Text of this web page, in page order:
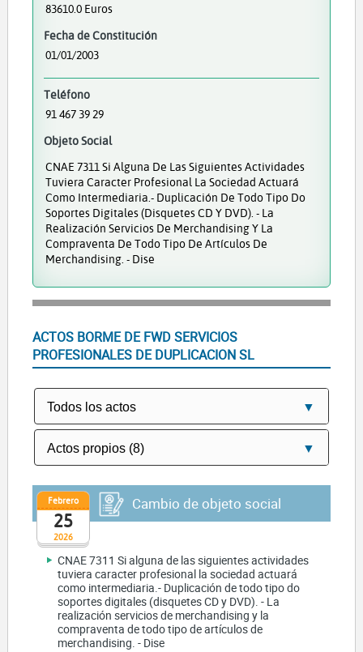
83610.0 Euros
Fecha de Constitución
01/01/2003
Teléfono
91 467 39 29
Objeto Social
CNAE 7311 Si Alguna De Las Siguientes Actividades
Tuviera Caracter Profesional La Sociedad Actuará
Como Intermediaria.- Duplicación De Todo Tipo Do
Soportes Digitales (disquetes CD Y DVD). - La
Realización Servicios De Merchandising Y La
Compraventa De Todo Tipo De Artículos De
Merchandising. - Dise
ACTOS BORME DE FWD SERVICIOS
PROFESIONALES DE DUPLICACION SL
2026
Febrero
25
Cambio de objeto social
CNAE 7311 Si alguna de las siguientes actividades
tuviera caracter profesional la sociedad actuará
como intermediaria.- Duplicación de todo tipo do
soportes digitales (disquetes CD y DVD). - La
realización servicios de merchandising y la
compraventa de todo tipo de artículos de
merchandising. - Dise